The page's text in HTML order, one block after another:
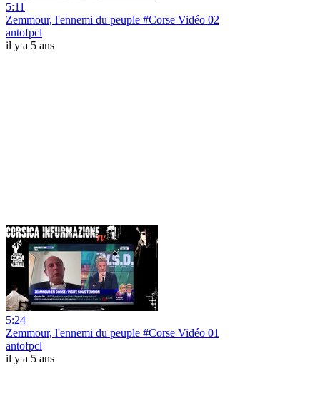
5:11
Zemmour, l'ennemi du peuple #Corse Vidéo 02
antofpcl
il y a 5 ans
5:24
Zemmour, l'ennemi du peuple #Corse Vidéo 01
antofpcl
il y a 5 ans